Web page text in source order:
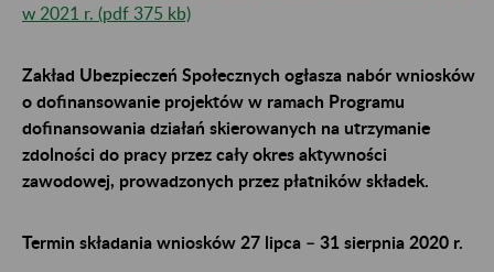
w 2021 r. (pdf 375 kb)
Zakład Ubezpieczeń Społecznych ogłasza nabór wniosków
o dofinansowanie projektów w ramach Programu
dofinansowania działań skierowanych na utrzymanie
zdolności do pracy przez cały okres aktywności
zawodowej, prowadzonych przez płatników składek.
Termin składania wniosków 27 lipca – 31 sierpnia 2020 r.